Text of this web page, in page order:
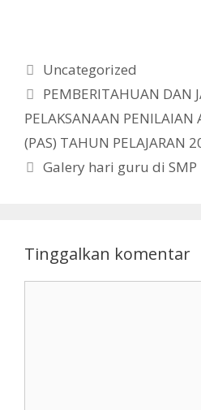
Kategori
Uncategorized
PEMBERITAHUAN DAN
PELAKSANAAN PENILAIAN
(PAS) TAHUN PELAJARAN
Galery hari guru di
Tinggalkan komentar